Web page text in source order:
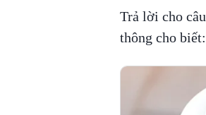
Trả lời cho
thông cho biết: